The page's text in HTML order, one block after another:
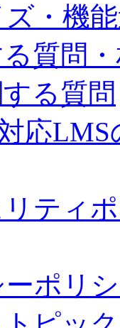
・機
質問
る質問
応
ティ
ポリ